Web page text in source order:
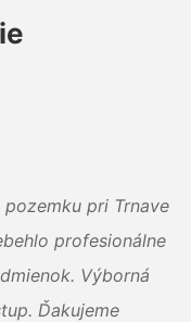
pri Trnave
profesionálne
Výborná
Ďakujeme